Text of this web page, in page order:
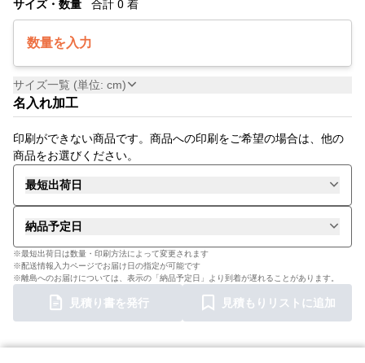
サイズ・数量 合計 0 着
数量を入力
サイズ一覧 (単位: cm)
名入れ加工
印刷ができない商品です。商品への印刷をご希望の場合は、他の
商品をお選びください。
最短出荷日
納品予定日
※最短出荷日は数量・印刷方法によって変更されます
※配送情報入力ページでお届け日の指定が可能です
※離島へのお届けについては、表示の「納品予定日」より到着が遅れることがあります。
見積り書を発行 見積もりリストに追加